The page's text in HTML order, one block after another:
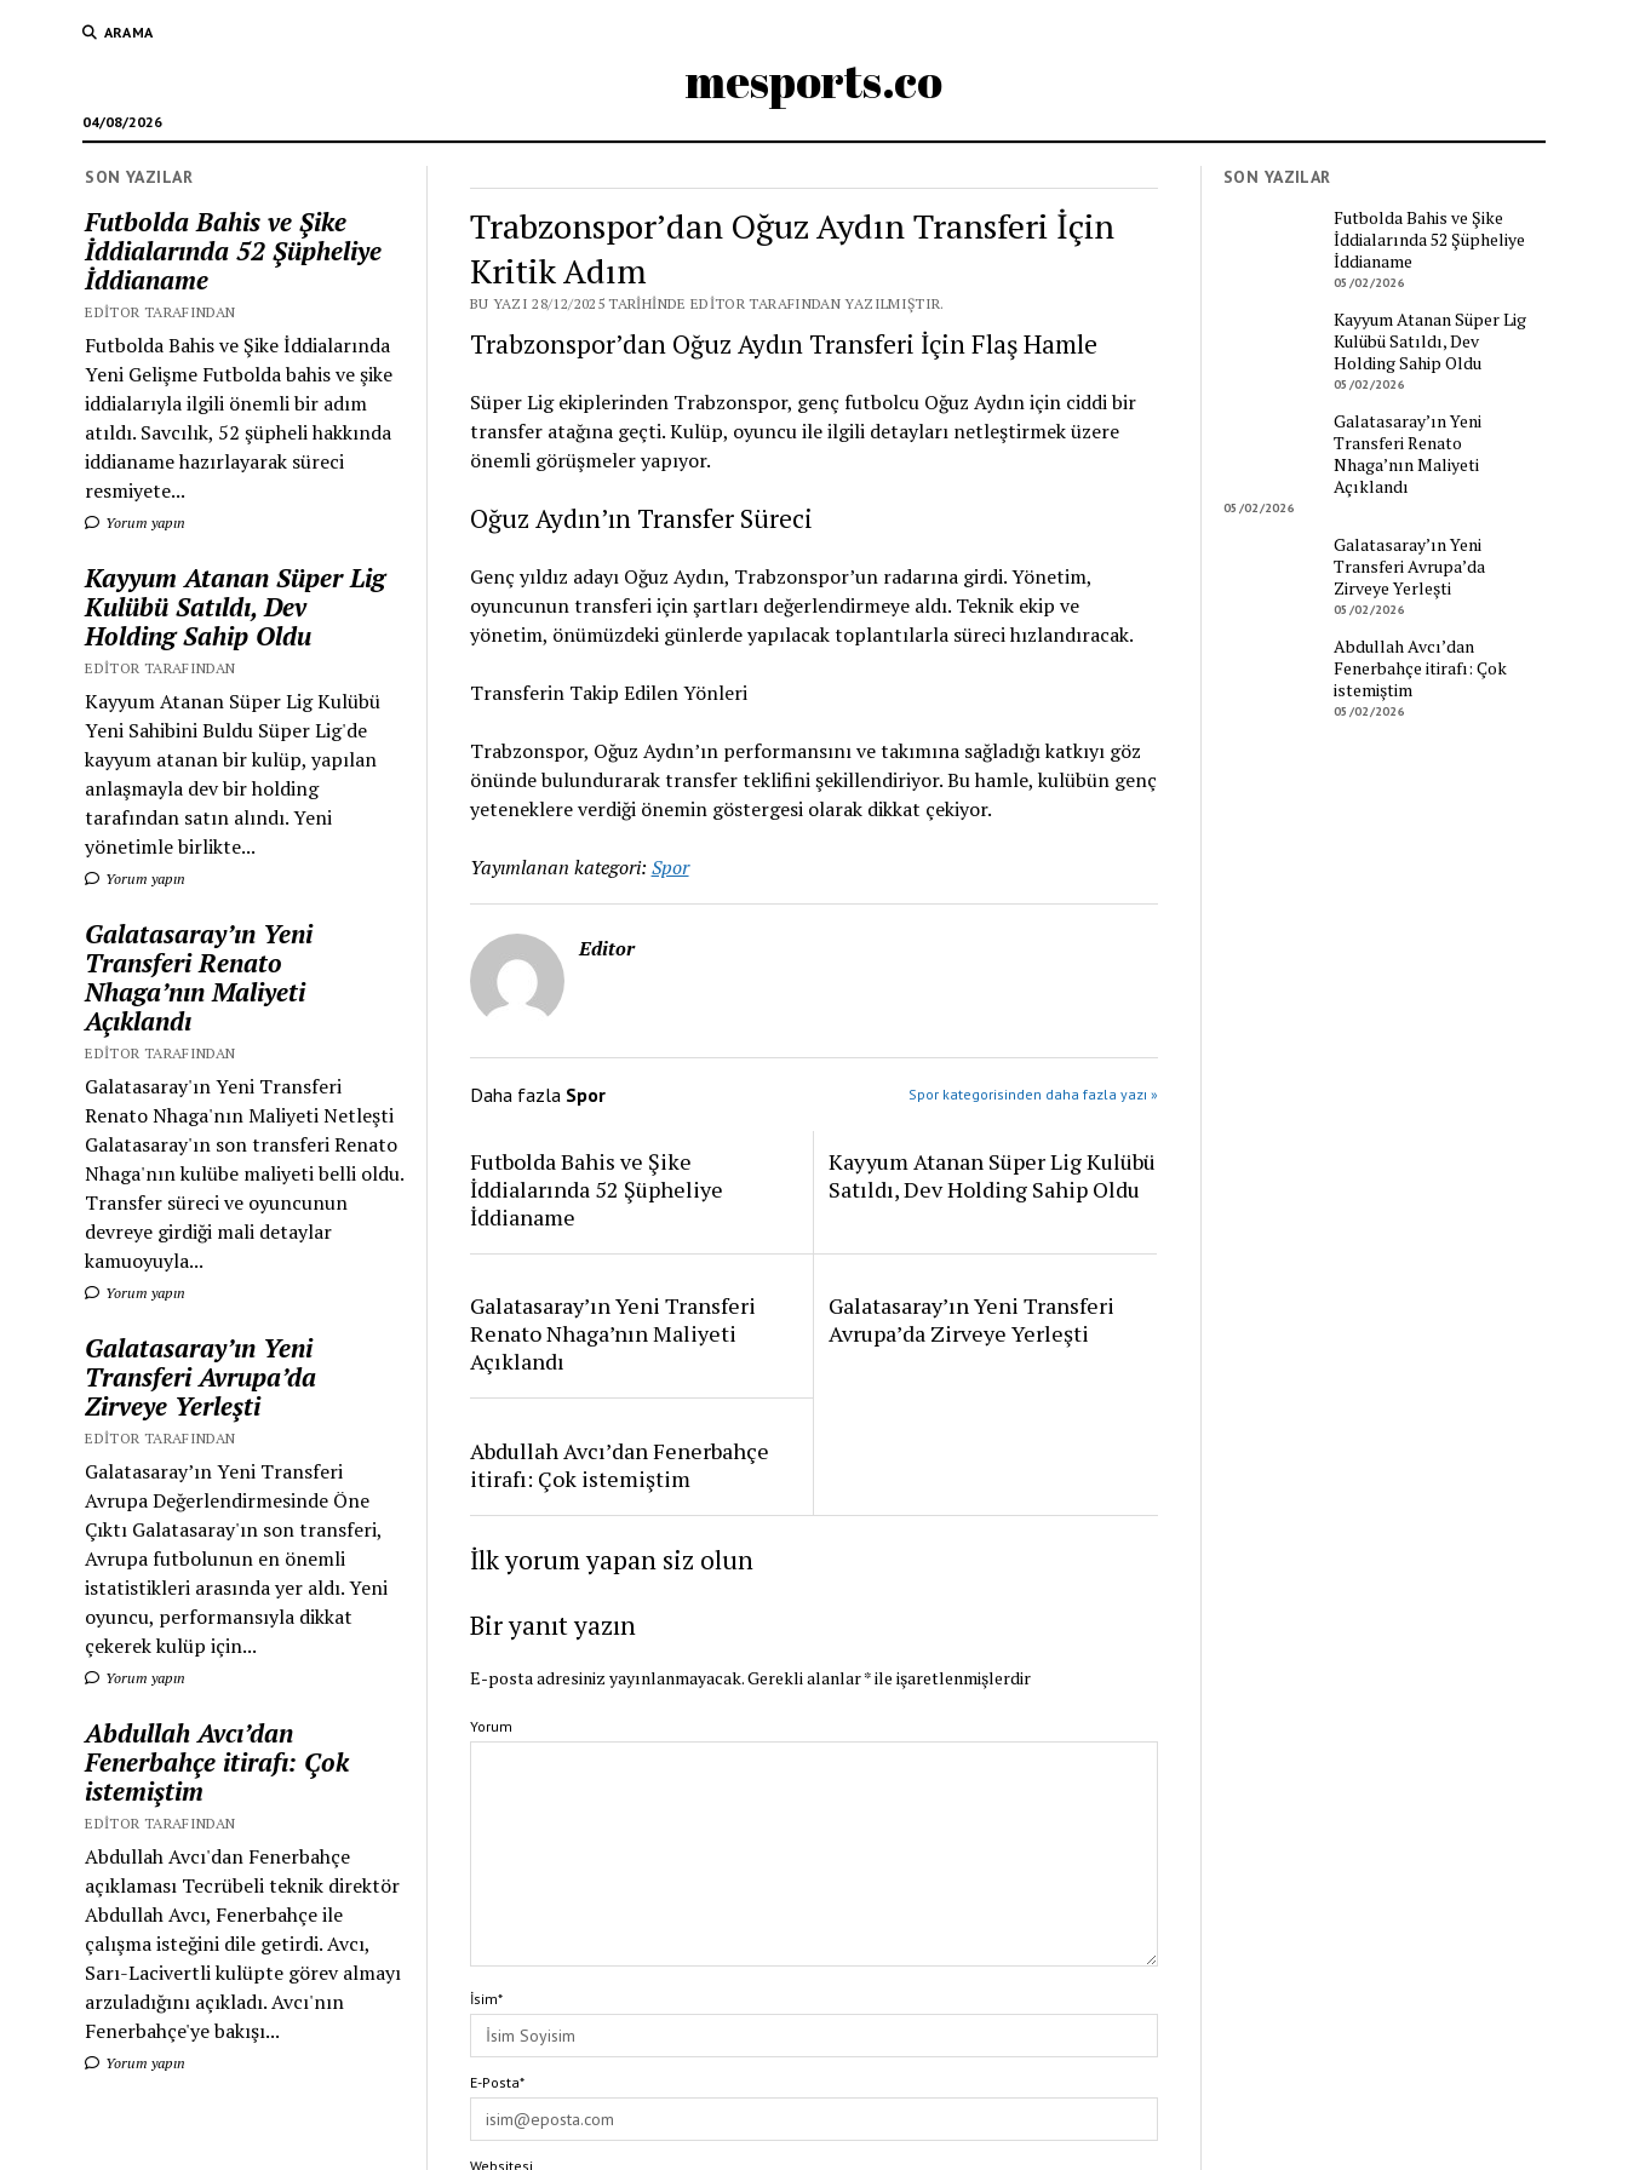
ARAMA
mesports.co
04/08/2026
SON YAZILAR
Futbolda Bahis ve Şike
İddialarında 52 Şüpheliye
İddianame
EDITOR TARAFINDAN
Futbolda Bahis ve Şike İddialarında
Yeni Gelişme Futbolda bahis ve şike
iddialarıyla ilgili önemli bir adım
atıldı. Savcılık, 52 şüpheli hakkında
iddianame hazırlayarak süreci
resmiyete...
Yorum yapın
Kayyum Atanan Süper Lig
Kulübü Satıldı, Dev
Holding Sahip Oldu
EDITOR TARAFINDAN
Kayyum Atanan Süper Lig Kulübü
Yeni Sahibini Buldu Süper Lig'de
kayyum atanan bir kulüp, yapılan
anlaşmayla dev bir holding
tarafından satın alındı. Yeni
yönetimle birlikte...
Yorum yapın
Galatasaray’ın Yeni
Transferi Renato
Nhaga’nın Maliyeti
Açıklandı
EDITOR TARAFINDAN
Galatasaray'ın Yeni Transferi
Renato Nhaga'nın Maliyeti Netleşti
Galatasaray'ın son transferi Renato
Nhaga'nın kulübe maliyeti belli oldu.
Transfer süreci ve oyuncunun
devreye girdiği mali detaylar
kamuoyuyla...
Yorum yapın
Galatasaray’ın Yeni
Transferi Avrupa’da
Zirveye Yerleşti
EDITOR TARAFINDAN
Galatasaray’ın Yeni Transferi
Avrupa Değerlendirmesinde Öne
Çıktı Galatasaray'ın son transferi,
Avrupa futbolunun en önemli
istatistikleri arasında yer aldı. Yeni
oyuncu, performansıyla dikkat
çekerek kulüp için...
Yorum yapın
Abdullah Avcı’dan
Fenerbahçe itirafı: Çok
istemiştim
EDITOR TARAFINDAN
Abdullah Avcı'dan Fenerbahçe
açıklaması Tecrübeli teknik direktör
Abdullah Avcı, Fenerbahçe ile
çalışma isteğini dile getirdi. Avcı,
Sarı-Lacivertli kulüpte görev almayı
arzuladığını açıkladı. Avcı'nın
Fenerbahçe'ye bakışı...
Yorum yapın
Trabzonspor’dan Oğuz Aydın Transferi İçin
Kritik Adım
BU YAZI 28/12/2025 TARIHINDE EDITOR TARAFINDAN YAZILMIŞTIR.
Trabzonspor’dan Oğuz Aydın Transferi İçin Flaş Hamle
Süper Lig ekiplerinden Trabzonspor, genç futbolcu Oğuz Aydın için ciddi bir
transfer atağına geçti. Kulüp, oyuncu ile ilgili detayları netleştirmek üzere
önemli görüşmeler yapıyor.
Oğuz Aydın’ın Transfer Süreci
Genç yıldız adayı Oğuz Aydın, Trabzonspor’un radarına girdi. Yönetim,
oyuncunun transferi için şartları değerlendirmeye aldı. Teknik ekip ve
yönetim, önümüzdeki günlerde yapılacak toplantılarla süreci hızlandıracak.
Transferin Takip Edilen Yönleri
Trabzonspor, Oğuz Aydın’ın performansını ve takımına sağladığı katkıyı göz
önünde bulundurarak transfer teklifini şekillendiriyor. Bu hamle, kulübün genç
yeteneklere verdiği önemin göstergesi olarak dikkat çekiyor.
Yayımlanan kategori: Spor
Editor
Daha fazla Spor Spor kategorisinden daha fazla yazı »
Futbolda Bahis ve Şike
İddialarında 52 Şüpheliye
İddianame
Kayyum Atanan Süper Lig Kulübü
Satıldı, Dev Holding Sahip Oldu
Galatasaray’ın Yeni Transferi
Renato Nhaga’nın Maliyeti
Açıklandı
Galatasaray’ın Yeni Transferi
Avrupa’da Zirveye Yerleşti
Abdullah Avcı’dan Fenerbahçe
itirafı: Çok istemiştim
İlk yorum yapan siz olun
Bir yanıt yazın
E-posta adresiniz yayınlanmayacak.Gerekli alanlar*ile işaretlenmişlerdir
Yorum
İsim*
E-Posta*
Websitesi
SON YAZILAR
Futbolda Bahis ve Şike
İddialarında 52 Şüpheliye
İddianame
05/02/2026
Kayyum Atanan Süper Lig
Kulübü Satıldı, Dev
Holding Sahip Oldu
05/02/2026
Galatasaray’ın Yeni
Transferi Renato
Nhaga’nın Maliyeti
Açıklandı
05/02/2026
Galatasaray’ın Yeni
Transferi Avrupa’da
Zirveye Yerleşti
05/02/2026
Abdullah Avcı’dan
Fenerbahçe itirafı: Çok
istemiştim
05/02/2026